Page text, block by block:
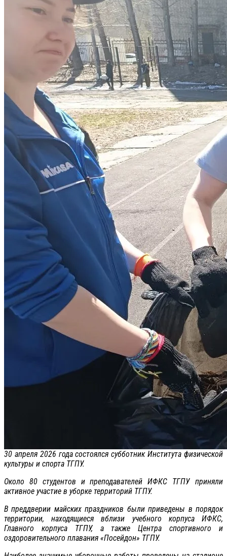
30 апреля 2026 года состоялся субботник Института физической
культуры и спорта ТГПУ.
Около 80 студентов и преподавателей ИФКС ТГПУ приняли
активное участие в уборке территорий ТГПУ.
В преддверии майских праздников были приведены в порядок
территории, находящиеся вблизи учебного корпуса ИФКС,
Главного корпуса ТГПУ, а также Центра спортивного и
оздоровительного плавания «Посейдон» ТГПУ.